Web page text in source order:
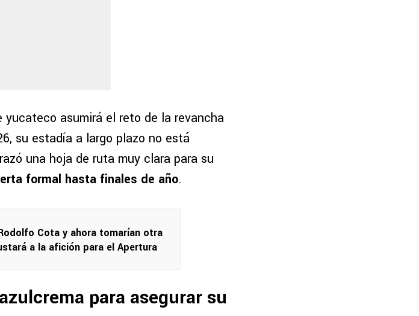
asumirá el reto de la revancha
su estadía a largo plazo no está
una hoja de ruta muy clara para su
formal hasta finales de año.
Cota y ahora tomarían otra
a la afición para el Apertura
para asegurar su